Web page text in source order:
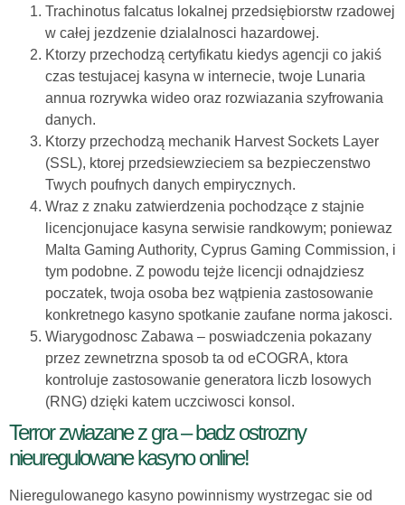
Trachinotus falcatus lokalnej przedsiębiorstw rzadowej
w całej jezdzenie dzialalnosci hazardowej.
Ktorzy przechodzą certyfikatu kiedys agencji co jakiś
czas testujacej kasyna w internecie, twoje Lunaria
annua rozrywka wideo oraz rozwiazania szyfrowania
danych.
Ktorzy przechodzą mechanik Harvest Sockets Layer
(SSL), ktorej przedsiewzieciem sa bezpieczenstwo
Twych poufnych danych empirycznych.
Wraz z znaku zatwierdzenia pochodzące z stajnie
licencjonujace kasyna serwisie randkowym; poniewaz
Malta Gaming Authority, Cyprus Gaming Commission, i
tym podobne. Z powodu tejże licencji odnajdziesz
poczatek, twoja osoba bez wątpienia zastosowanie
konkretnego kasyno spotkanie zaufane norma jakosci.
Wiarygodnosc Zabawa – poswiadczenia pokazany
przez zewnetrzna sposob ta od eCOGRA, ktora
kontroluje zastosowanie generatora liczb losowych
(RNG) dzięki katem uczciwosci konsol.
Terror zwiazane z gra – badz ostrozny
nieuregulowane kasyno online!
Nieregulowanego kasyno powinnismy wystrzegac sie od